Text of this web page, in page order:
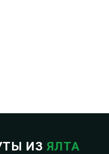
ИЗЯЛТА